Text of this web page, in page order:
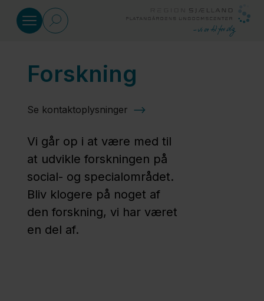
Om Platangården
Hvad er
Platangården?
Værdier og
kerneopgave
Politikker og
Forskning
Se kontaktoplysninger
Vi går op i at være med til
at udvikle forskningen på
social- og specialområdet.
Bliv klogere på noget af
den forskning, vi har været
en del af.